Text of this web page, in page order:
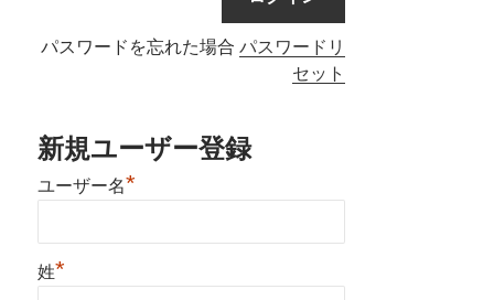
パスワードを忘れた場合パスワードリ
セット
新規ユーザー登録
ユーザー名*
姓*